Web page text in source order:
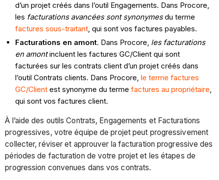
d’un projet créés dans l’outil Engagements. Dans Procore,
les facturations avancées sont synonymesdu terme
factures sous-traitant, qui sont vos factures payables.
Facturations en amont. Dans Procore, les facturations
en amontincluent les factures GC/Client qui sont
facturées sur les contrats client d’un projet créés dans
l’outil Contrats clients. Dans Procore,le terme factures
GC/Client est synonyme du termefactures au propriétaire,
qui sont vos factures client.
À l’aide des outils Contrats, Engagements et Facturations
progressives, votre équipe de projet peut progressivement
collecter, réviser et approuver la facturation progressive des
périodes de facturation de votre projet et les étapes de
progression convenues dans vos contrats.